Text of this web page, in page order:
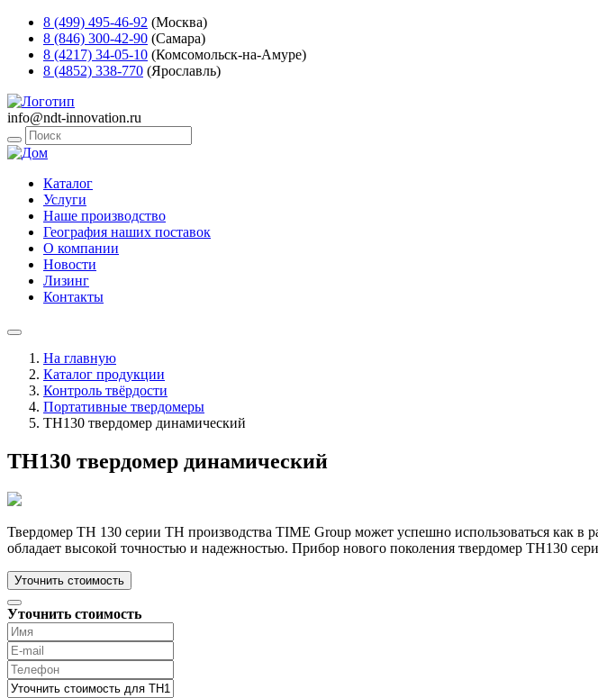
8 (499) 495-46-92 (Москва)
8 (846) 300-42-90 (Самара)
8 (4217) 34-05-10 (Комсомольск-на-Амуре)
8 (4852) 338-770 (Ярославль)
info@ndt-innovation.ru
Каталог
Услуги
Наше производство
География наших поставок
О компании
Новости
Лизинг
Контакты
На главную
Каталог продукции
Контроль твёрдости
Портативные твердомеры
TH130 твердомер динамический
TH130 твердомер динамический
Твердомер TH 130 серии TH производства TIME Group может успешно использоваться как
обладает высокой точностью и надежностью. Прибор нового поколения твердомер TH130
Уточнить стоимость
Уточнить стоимость